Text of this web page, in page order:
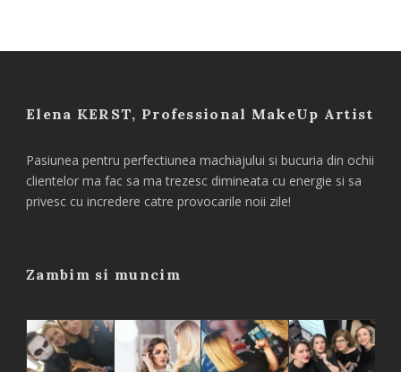
Elena KERST, Professional MakeUp Artist
Pasiunea pentru perfectiunea machiajului si bucuria din ochii
clientelor ma fac sa ma trezesc dimineata cu energie si sa
privesc cu incredere catre provocarile noii zile!
Zambim si muncim